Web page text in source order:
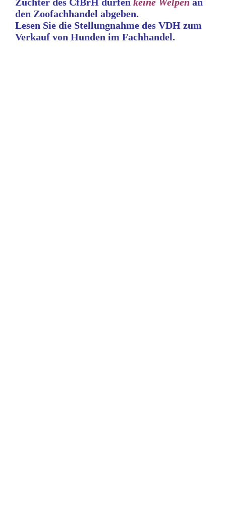
den Zoofachhandel abgeben.
Lesen Sie die Stellungnahme des VDH zum
Verkauf von Hunden im Fachhandel.